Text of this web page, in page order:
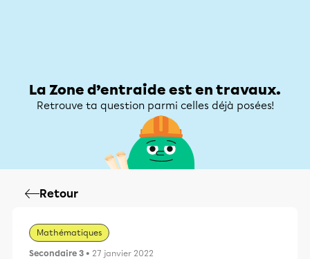
La Zone d’entraide est en travaux.
Retrouve ta question parmi celles déjà posées!
Retour
Mathématiques
Secondaire 3 • 27 janvier 2022